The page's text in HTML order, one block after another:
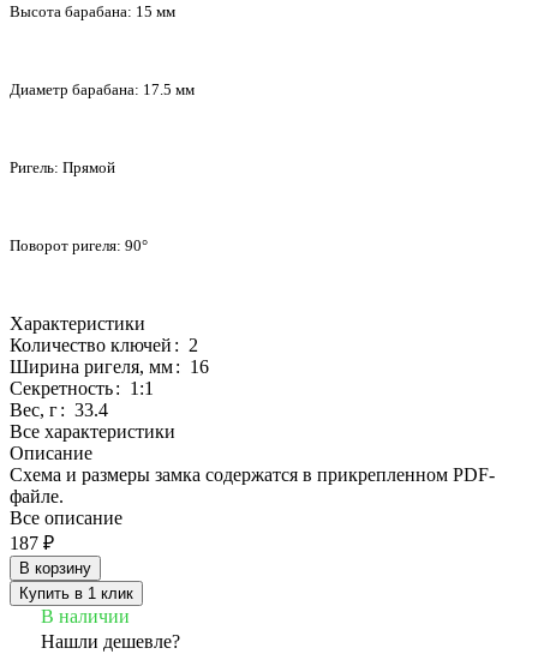
Высота барабана: 15 мм
Диаметр барабана: 17.5 мм
Ригель: Прямой
Поворот ригеля: 90°
Характеристики
Количество ключей : 2
Ширина ригеля, мм: 16
Секретность: 1:1
Вес, г: 33.4
Все характеристики
Описание
Схема и размеры замка содержатся в прикрепленном PDF-
файле.
Все описание
187 ₽
В корзину
Купить в 1 клик
В наличии
Нашли дешевле?